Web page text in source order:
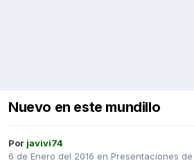
Nuevo en este mundillo
Por javivi74
6 de Enero del 2016 en Presentaciones